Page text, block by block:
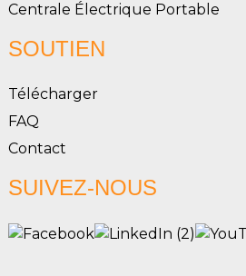
Centrale Électrique Portable
SOUTIEN
Télécharger
FAQ
Contact
SUIVEZ-NOUS